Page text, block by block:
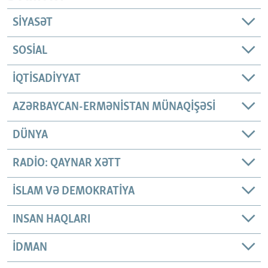
SIYASƏT
SOSIAL
İQTISADIYYAT
AZƏRBAYCAN-ERMƏNISTAN MÜNAQIŞƏSI
DÜNYA
RADIO: QAYNAR XƏTT
İSLAM VƏ DEMOKRATIYA
INSAN HAQLARI
İDMAN